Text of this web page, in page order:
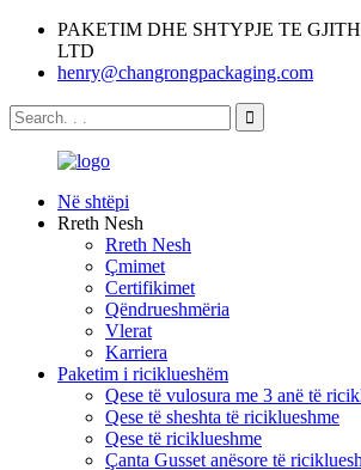
PAKETIM DHE SHTYPJE TE
LTD
henry@changrongpackaging.com
Në shtëpi
Rreth Nesh
Rreth Nesh
Çmimet
Certifikimet
Qëndrueshmëria
Vlerat
Karriera
Paketim i riciklueshëm
Qese të vulosura me 3 anë të
Qese të sheshta të riciklueshme
Qese të riciklueshme
Çanta Gusset anësore të